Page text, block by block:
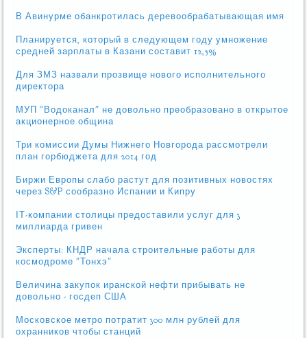
В Авинурме обанкротилась деревообрабатывающая имя
Планируется, который в следующем году умножение
средней зарплаты в Казани составит 12,5%
Для ЗМЗ назвали прозвище нового исполнительного
директора
МУП "Водоканал" не довольно преобразовано в открытое
акционерное община
Три комиссии Думы Нижнего Новгорода рассмотрели
план горбюджета для 2014 год
Биржи Европы слабо растут для позитивных новостях
через S&P сообразно Испании и Кипру
ІТ-компании столицы предоставили услуг для 3
миллиарда гривен
Эксперты: КНДР начала строительные работы для
космодроме "Тонхэ"
Величина закупок иранской нефти прибывать не
довольно - госдеп США
Московское метро потратит 300 млн рублей для
охранников чтобы станций